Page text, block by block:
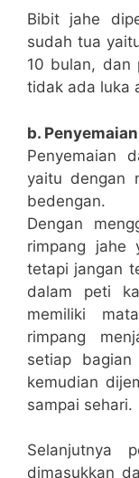
Bibit jahe
sudah tua
10 bulan, dan
tidak ada luka
b.
Penyemaian
yaitu dengan
bedengan.
Dengan
rimpang jahe
tetapi jangan
dalam peti
memiliki
rimpang
setiap
kemudian
sampai sehari.
Selanjutnya
dimasukkan